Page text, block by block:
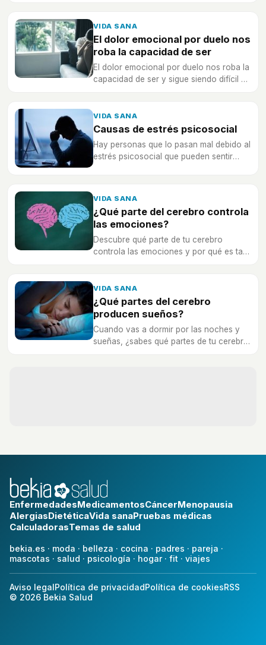
VIDA SANA
El dolor emocional por duelo nos
roba la capacidad de ser
El dolor emocional por duelo nos roba la
capacidad de ser y sigue siendo difícil de
VIDA SANA
Causas de estrés psicosocial
Hay personas que lo pasan mal debido al
estrés psicosocial que pueden sentir
VIDA SANA
¿Qué parte del cerebro controla
las emociones?
Descubre qué parte de tu cerebro
controla las emociones y por qué es tan
VIDA SANA
¿Qué partes del cerebro
producen sueños?
Cuando vas a dormir por las noches y
sueñas, ¿sabes qué partes de tu cerebro
EnfermedadesMedicamentosCáncerMenopausia
AlergiasDietéticaVida sanaPruebas médicas
CalculadorasTemas de salud
bekia.es · moda · belleza · cocina · padres · pareja ·
mascotas · salud · psicología · hogar· fit · viajes
Aviso legalPolítica de privacidadPolítica de cookiesRSS
© 2026 Bekia Salud